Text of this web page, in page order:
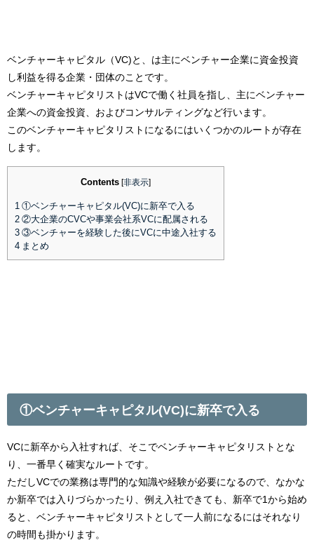
ベンチャーキャピタル（VC)と、は主にベンチャー企業に資金投資
し利益を得る企業・団体のことです。
ベンチャーキャピタリストはVCで働く社員を指し、主にベンチャー
企業への資金投資、およびコンサルティングなど行います。
このベンチャーキャピタリストになるにはいくつかのルートが存在
します。
Contents [非表示]
1 ①ベンチャーキャピタル(VC)に新卒で入る
2 ②大企業のCVCや事業会社系VCに配属される
3 ③ベンチャーを経験した後にVCに中途入社する
4 まとめ
①ベンチャーキャピタル(VC)に新卒で入る
VCに新卒から入社すれば、そこでベンチャーキャピタリストとな
り、一番早く確実なルートです。
ただしVCでの業務は専門的な知識や経験が必要になるので、なかな
か新卒では入りづらかったり、例え入社できても、新卒で1から始め
ると、ベンチャーキャピタリストとして一人前になるにはそれなり
の時間も掛かります。